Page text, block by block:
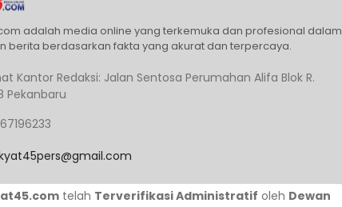
adalah media online yang terkemuka dan profesional dalam
berita berdasarkan fakta yang akurat dan terpercaya.
Kantor Redaksi: Jalan Sentosa Perumahan Alifa Blok R.
Pekanbaru
telah Terverifikasi Administratif oleh Dewan